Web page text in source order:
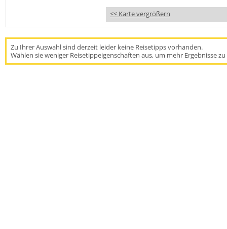
<< Karte vergrößern
Zu Ihrer Auswahl sind derzeit leider keine Reisetipps vorhanden.
Wählen sie weniger Reisetippeigenschaften aus, um mehr Ergebnisse